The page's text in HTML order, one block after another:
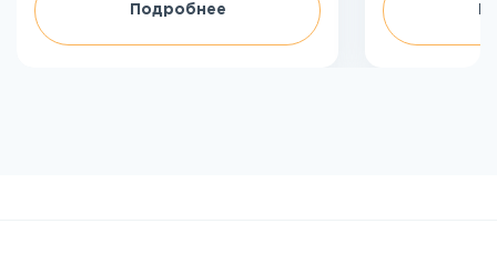
Подробнее